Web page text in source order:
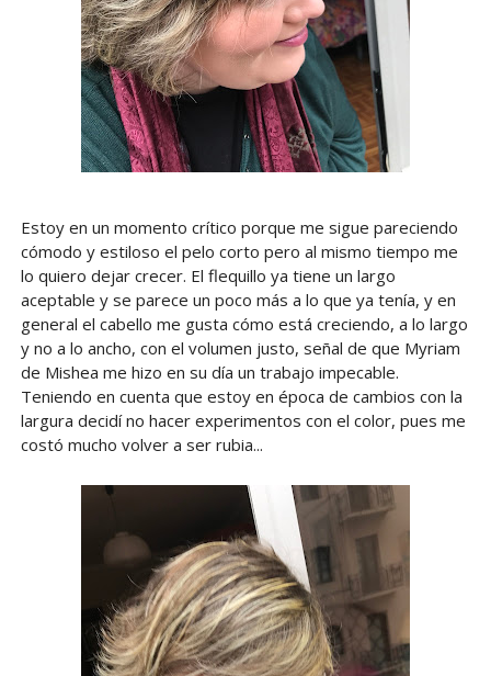
Estoy en un momento crítico porque me sigue pareciendo
cómodo y estiloso el pelo corto pero al mismo tiempo me
lo quiero dejar crecer. El flequillo ya tiene un largo
aceptable y se parece un poco más a lo que ya tenía, y en
general el cabello me gusta cómo está creciendo, a lo largo
y no a lo ancho, con el volumen justo, señal de que Myriam
de Mishea me hizo en su día un trabajo impecable.
Teniendo en cuenta que estoy en época de cambios con la
largura decidí no hacer experimentos con el color, pues me
costó mucho volver a ser rubia...